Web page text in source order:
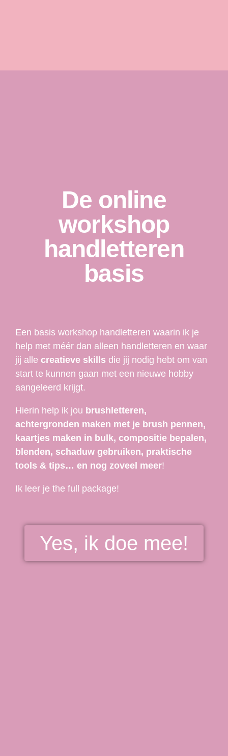
De online
workshop
handletteren
basis
Een basis workshop handletteren waarin ik je
help met méér dan alleen handletteren en waar
jij alle creatieve skills die jij nodig hebt om van
start te kunnen gaan met een nieuwe hobby
aangeleerd krijgt.
Hierin help ik jou brushletteren,
achtergronden maken met je brush pennen,
kaartjes maken in bulk, compositie bepalen,
blenden, schaduw gebruiken, praktische
tools & tips… en nog zoveel meer!
Ik leer je the full package!
Yes, ik doe mee!